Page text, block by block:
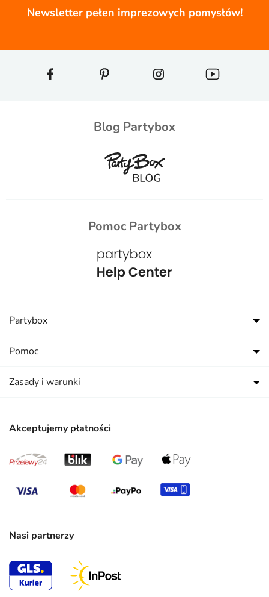
Newsletter pełen imprezowych pomysłów!
Blog Partybox
Pomoc Partybox
Akceptujemy płatności
Nasi partnerzy
Partybox
Pomoc
Zasady i warunki